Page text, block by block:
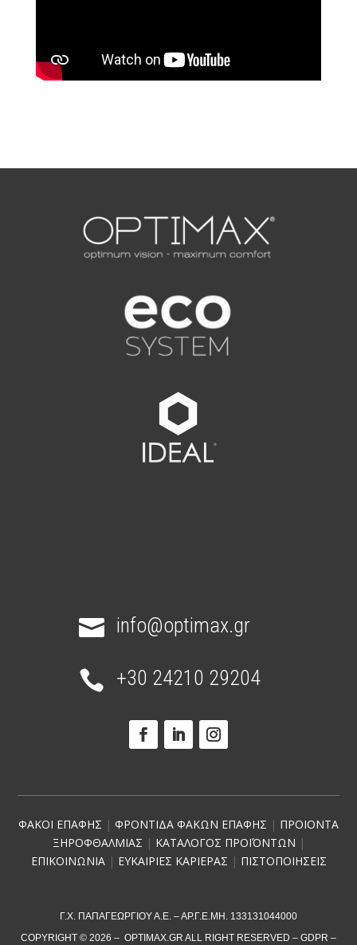
 info@optimax.gr
 +30 24210 29204
ΦΑΚΟΙ ΕΠΑΦΗΣ | ΦΡΟΝΤΙΔΑ ΦΑΚΩΝ ΕΠΑΦΗΣ | ΠΡΟΙΟΝΤΑ
ΞΗΡΟΦΘΑΛΜΙΑΣ | ΚΑΤΑΛΟΓΟΣ ΠΡΟΪΌΝΤΩΝ |
ΕΠΙΚΟΙΝΩΝΙΑ| ΕΥΚΑΙΡΙΕΣ ΚΑΡΙΕΡΑΣ | ΠΙΣΤΟΠΟΙΗΣΕΙΣ
Γ.Χ. ΠΑΠΑΓΕΩΡΓΙΟΥ Α.Ε. – ΑΡ.Γ.Ε.ΜΗ. 133131044000
COPYRIGHT © 2026 – OPTIMAX.GR ALL RIGHT RESERVED – GDPR –